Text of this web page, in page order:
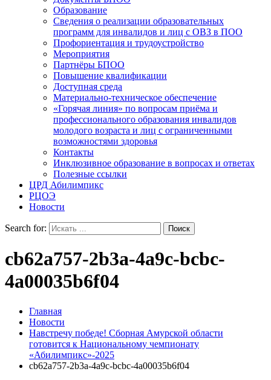
Образование
Сведения о реализации образовательных
программ для инвалидов и лиц с ОВЗ в ПОО
Профориентация и трудоустройство
Мероприятия
Партнёры БПОО
Повышение квалификации
Доступная среда
Материально-техническое обеспечение
«Горячая линия» по вопросам приёма и
профессионального образования инвалидов
молодого возраста и лиц с ограниченными
возможностями здоровья
Контакты
Инклюзивное образование в вопросах и ответах
Полезные ссылки
ЦРД Абилимпикс
РЦОЭ
Новости
Search for:
cb62a757-2b3a-4a9c-bcbc-
4a00035b6f04
Главная
Новости
Навстречу победе! Сборная Амурской области
готовится к Национальному чемпионату
«Абилимпикс»-2025
cb62a757-2b3a-4a9c-bcbc-4a00035b6f04